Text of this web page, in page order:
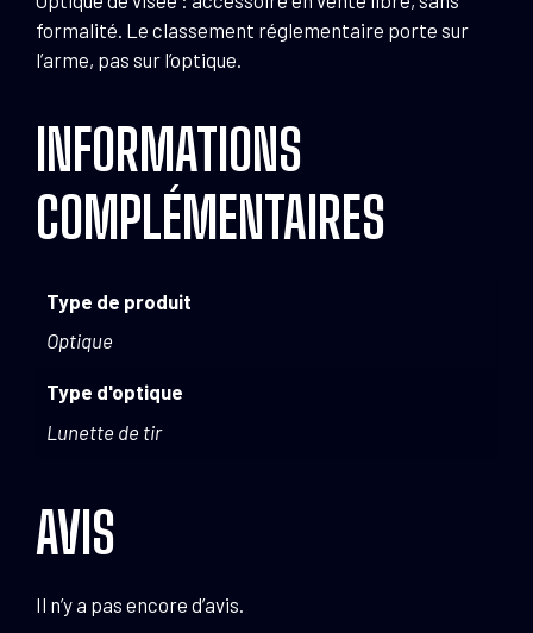
formalité. Le classement réglementaire porte sur
l’arme, pas sur l’optique.
INFORMATIONS
COMPLÉMENTAIRES
Type de produit
Optique
Type d'optique
Lunette de tir
AVIS
Il n’y a pas encore d’avis.